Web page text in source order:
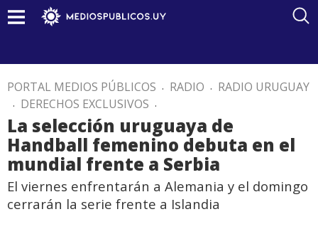
PORTAL MEDIOS PÚBLICOS . RADIO . RADIO URUGUAY
. DERECHOS EXCLUSIVOS .
La selección uruguaya de
Handball femenino debuta en el
mundial frente a Serbia
El viernes enfrentarán a Alemania y el domingo
cerrarán la serie frente a Islandia